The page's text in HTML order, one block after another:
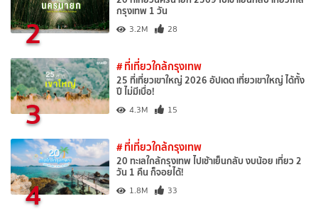
2 กรุงเทพ 1 วัน
3.2M 28
3
# ที่เที่ยวใกล้กรุงเทพ
25 ที่เที่ยวเขาใหญ่ 2026 อัปเดต เที่ยวเขาใหญ่ ได้ทั้ง
ปี ไม่มีเบื่อ!
4.3M 15
4
# ที่เที่ยวใกล้กรุงเทพ
20 ทะเลใกล้กรุงเทพ ไปเช้าเย็นกลับ งบน้อย เที่ยว 2
วัน 1 คืน ก็จอยได้!
1.8M 33